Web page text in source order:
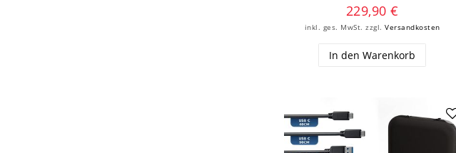
229,90 €
inkl. ges. MwSt. zzgl.Versandkosten
In den Warenkorb